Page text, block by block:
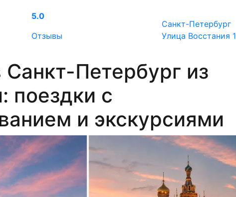
5.0
Отзывы
Санкт-Петербург
Улица Восстания 1
Петербург из
поездки с
и экскурсиями